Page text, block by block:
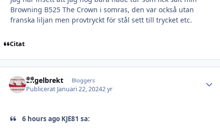
Browning B525 The Crown i somras, den var också utan
franska liljan men provtryckt för stål sett till trycket etc.
Citat
Engelbrekt Bloggers
Publicerat Januari 22, 20242 yr
6 hours ago KJE81 sa: